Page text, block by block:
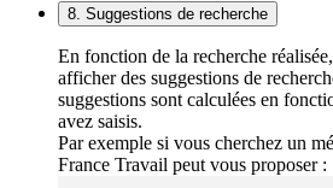
8. Suggestions de recherche
En fonction de la recherche
afficher des suggestions de
suggestions sont calculées en
avez saisis.
Par exemple si vous cherchez un
France Travail peut vous proposer :